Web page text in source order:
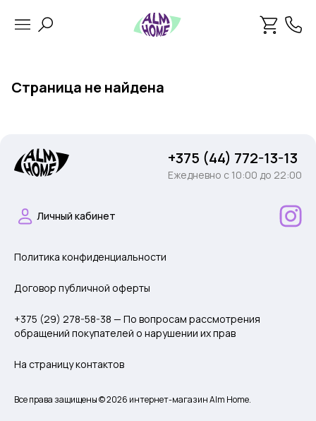
Страница не найдена
+375 (44) 772-13-13
Ежедневно c 10:00 до 22:00
Личный кабинет
Политика конфиденциальности
Договор публичной оферты
+375 (29) 278-58-38 — По вопросам рассмотрения
обращений покупателей о нарушении их прав
На страницу контактов
Все права защищены © 2026 интернет-магазин Alm Home.